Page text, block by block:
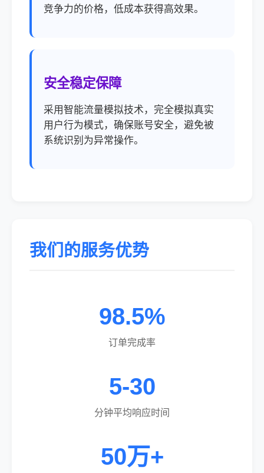
竞争力的价格，低成本获得高效果。
安全稳定保障
采用智能流量模拟技术，完全模拟真实
用户行为模式，确保账号安全，避免被
系统识别为异常操作。
我们的服务优势
98.5%
订单完成率
5-30
分钟平均响应时间
50万+